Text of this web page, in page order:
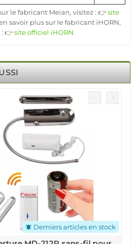
le fabricant Meian, visitez : 👉site
savoir plus sur le fabricant iHORN,
: 👉site officiel iHORN
notifications_active Derniers articles en stock